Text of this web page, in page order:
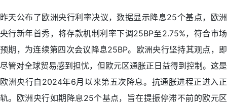
昨天公布了欧洲央行利率决议，数据显示降息25个基点，欧洲
央行新年首秀，将存款机制利率下调25BP至2.75%，符合市场
预期，为连续第四次会议降息25BP。欧洲央行坚持其观点，即
尽管对全球贸易感到担忧，但欧元区通胀正日益得到控制。这是
欧洲央行自2024年6月以来第五次降息。抗通胀进程正进入正
轨。欧洲央行如期降息25个基点，旨在提振停滞不前的欧元区